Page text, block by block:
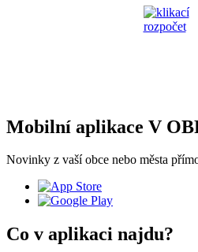
Mobilní aplikace V
Novinky z vaší obce nebo města
Co v aplikaci najdu?